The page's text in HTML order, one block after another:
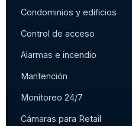
Condominios y edificios
Control de acceso
Alarmas e incendio
Mantención
Monitoreo 24/7
Cámaras para Retail